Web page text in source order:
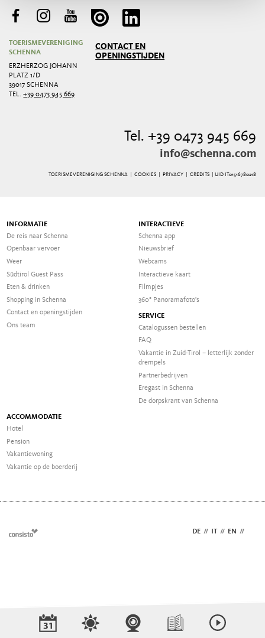
TOERISMEVERENIGING
SCHENNA
ERZHERZOG JOHANN
PLATZ 1/D
39017 SCHENNA
TEL.+39 0473 945 669
CONTACT EN
OPENINGSTIJDEN
Tel. +39 0473 945 669
info@schenna.com
TOERISMEVERENIGING SCHENNA | COOKIES| PRIVACY| CREDITS | UID IT01516780218
INFORMATIE
De reis naar Schenna
Openbaar vervoer
Weer
Südtirol Guest Pass
Eten & drinken
Shopping in Schenna
Contact en openingstijden
Ons team
INTERACTIEVE
Schenna app
Nieuwsbrief
Webcams
Interactieve kaart
Filmpjes
360° Panoramafoto's
SERVICE
Catalogussen bestellen
FAQ
Vakantie in Zuid-Tirol – letterlijk zonder
drempels
Partnerbedrijven
Eregast in Schenna
De dorpskrant van Schenna
ACCOMMODATIE
Hotel
Pension
Vakantiewoning
Vakantie op de boerderij
DE // IT // EN //